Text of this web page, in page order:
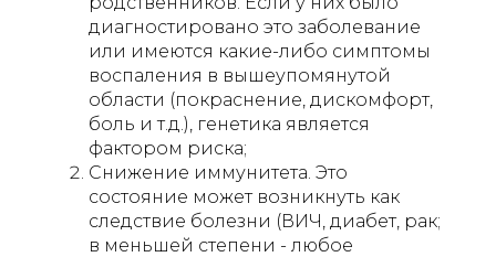
диагностировано это заболевание
или имеются какие-либо симптомы
воспаления в вышеупомянутой
области (покраснение, дискомфорт,
боль и т.д.), генетика является
фактором риска;
Снижение иммунитета. Это
состояние может возникнуть как
следствие болезни (ВИЧ, диабет, рак;
в меньшей степени - любое